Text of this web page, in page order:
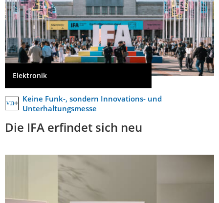
Elektronik
Keine Funk-, sondern Innovations- und
Unterhaltungsmesse
Die IFA erfindet sich neu